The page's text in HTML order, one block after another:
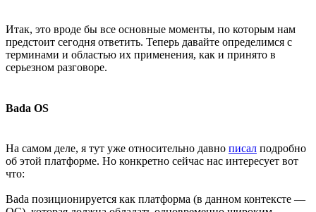
Итак, это вроде бы все основные моменты, по которым нам
предстоит сегодня ответить. Теперь давайте определимся с
терминами и областью их применения, как и принято в
серьезном разговоре.
Bada OS
На самом деле, я тут уже относительно давно писал подробно
об этой платформе. Но конкретно сейчас нас интересует вот
что:
Bada позиционируется как платформа (в данном контексте —